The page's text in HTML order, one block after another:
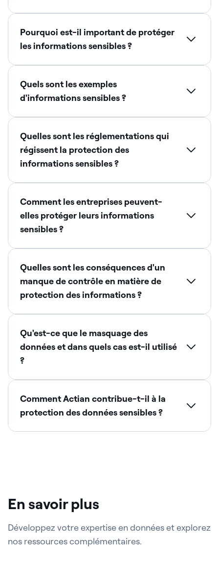
Pourquoi est-il important de protéger
les informations sensibles ?
Quels sont les exemples
d'informations sensibles ?
Quelles sont les réglementations qui
régissent la protection des
informations sensibles ?
Comment les entreprises peuvent-
elles protéger leurs informations
sensibles ?
Quelles sont les conséquences d'un
manque de contrôle en matière de
protection des informations ?
Qu'est-ce que le masquage des
données et dans quels cas est-il utilisé
?
Comment Actian contribue-t-il à la
protection des données sensibles ?
En savoir plus
Développez votre expertise en données et explorez
nos ressources complémentaires.